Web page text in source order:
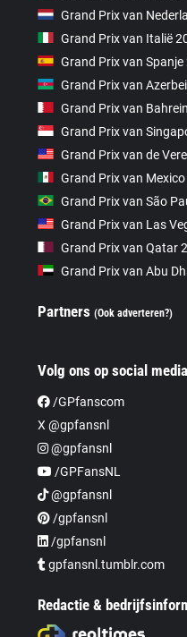
Grand Prix van
Grand Prix van Italië
Grand Prix van Spanje
Grand Prix van
Grand Prix van
Grand Prix van
Grand Prix van de
Grand Prix van
Grand Prix van São
Grand Prix van Las
Grand Prix van Qatar
Grand Prix van Abu
Partners(Ook adverteren?)
Volg ons op social media
/GPfanscom
X @gpfansnl
@gpfansnl
/GPFansNL
@gpfansnl
/gpfansnl
/gpfansnl
gpfansnl.tumblr.com
Redactie &